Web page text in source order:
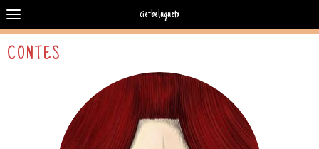
cie-belugueta
CONTES